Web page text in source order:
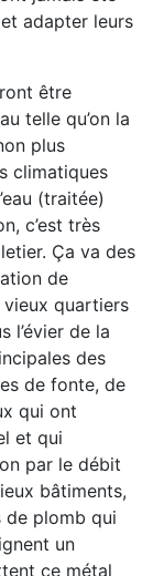
adapter leurs
être
telle qu’on la
plus
climatiques
(traitée)
c’est très
Ça va des
de
vieux quartiers
l’évier de la
des
de fonte, de
qui ont
et qui
par le débit
bâtiments,
plomb qui
un
ce métal